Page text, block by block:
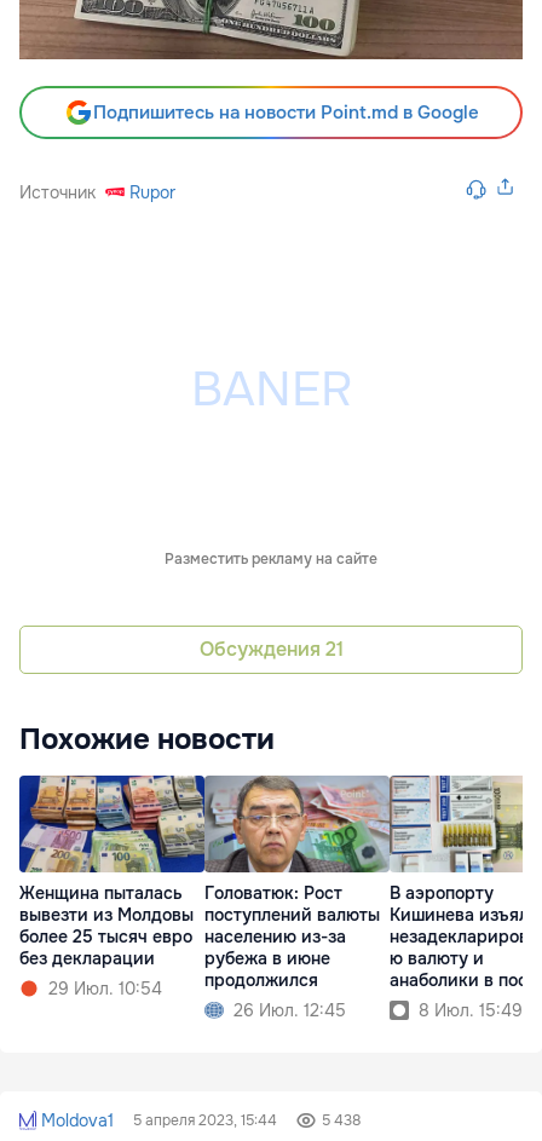
Подпишитесь на новости Point.md в Google
Источник Rupor
Разместить рекламу на сайте
Обсуждения 21
Похожие новости
Женщина пыталась
вывезти из Молдовы
более 25 тысяч евро
без декларации
29 Июл. 10:54
Головатюк: Рост
поступлений валюты
населению из-за
рубежа в июне
продолжился
26 Июл. 12:45
В аэропорту
Кишинева изъяли
ю валюту и
анаболики в
8 Июл. 15:49
Moldova1 5 апреля 2023, 15:44 5 438